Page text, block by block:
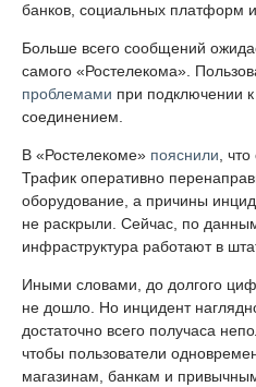
банков, социальных платформ
Больше всего сообщений
самого «Ростелекома».
проблемами при подключении
соединением.
В «Ростелекоме» пояснили,
Трафик оперативно
оборудование, а причины
не раскрыли. Сейчас, по
инфраструктура работают в
Иными словами, до долгого
не дошло. Но инцидент
достаточно всего получаса
чтобы пользователи
магазинам, банкам и